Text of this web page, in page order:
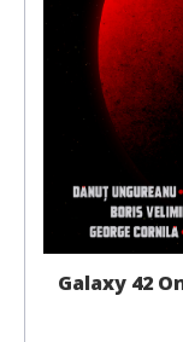
Galaxy 42